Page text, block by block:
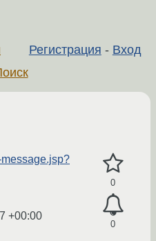
Регистрация - Вход
0
0
+00:00